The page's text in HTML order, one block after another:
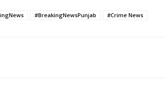
#BreakingNewsPunjab #Crime News